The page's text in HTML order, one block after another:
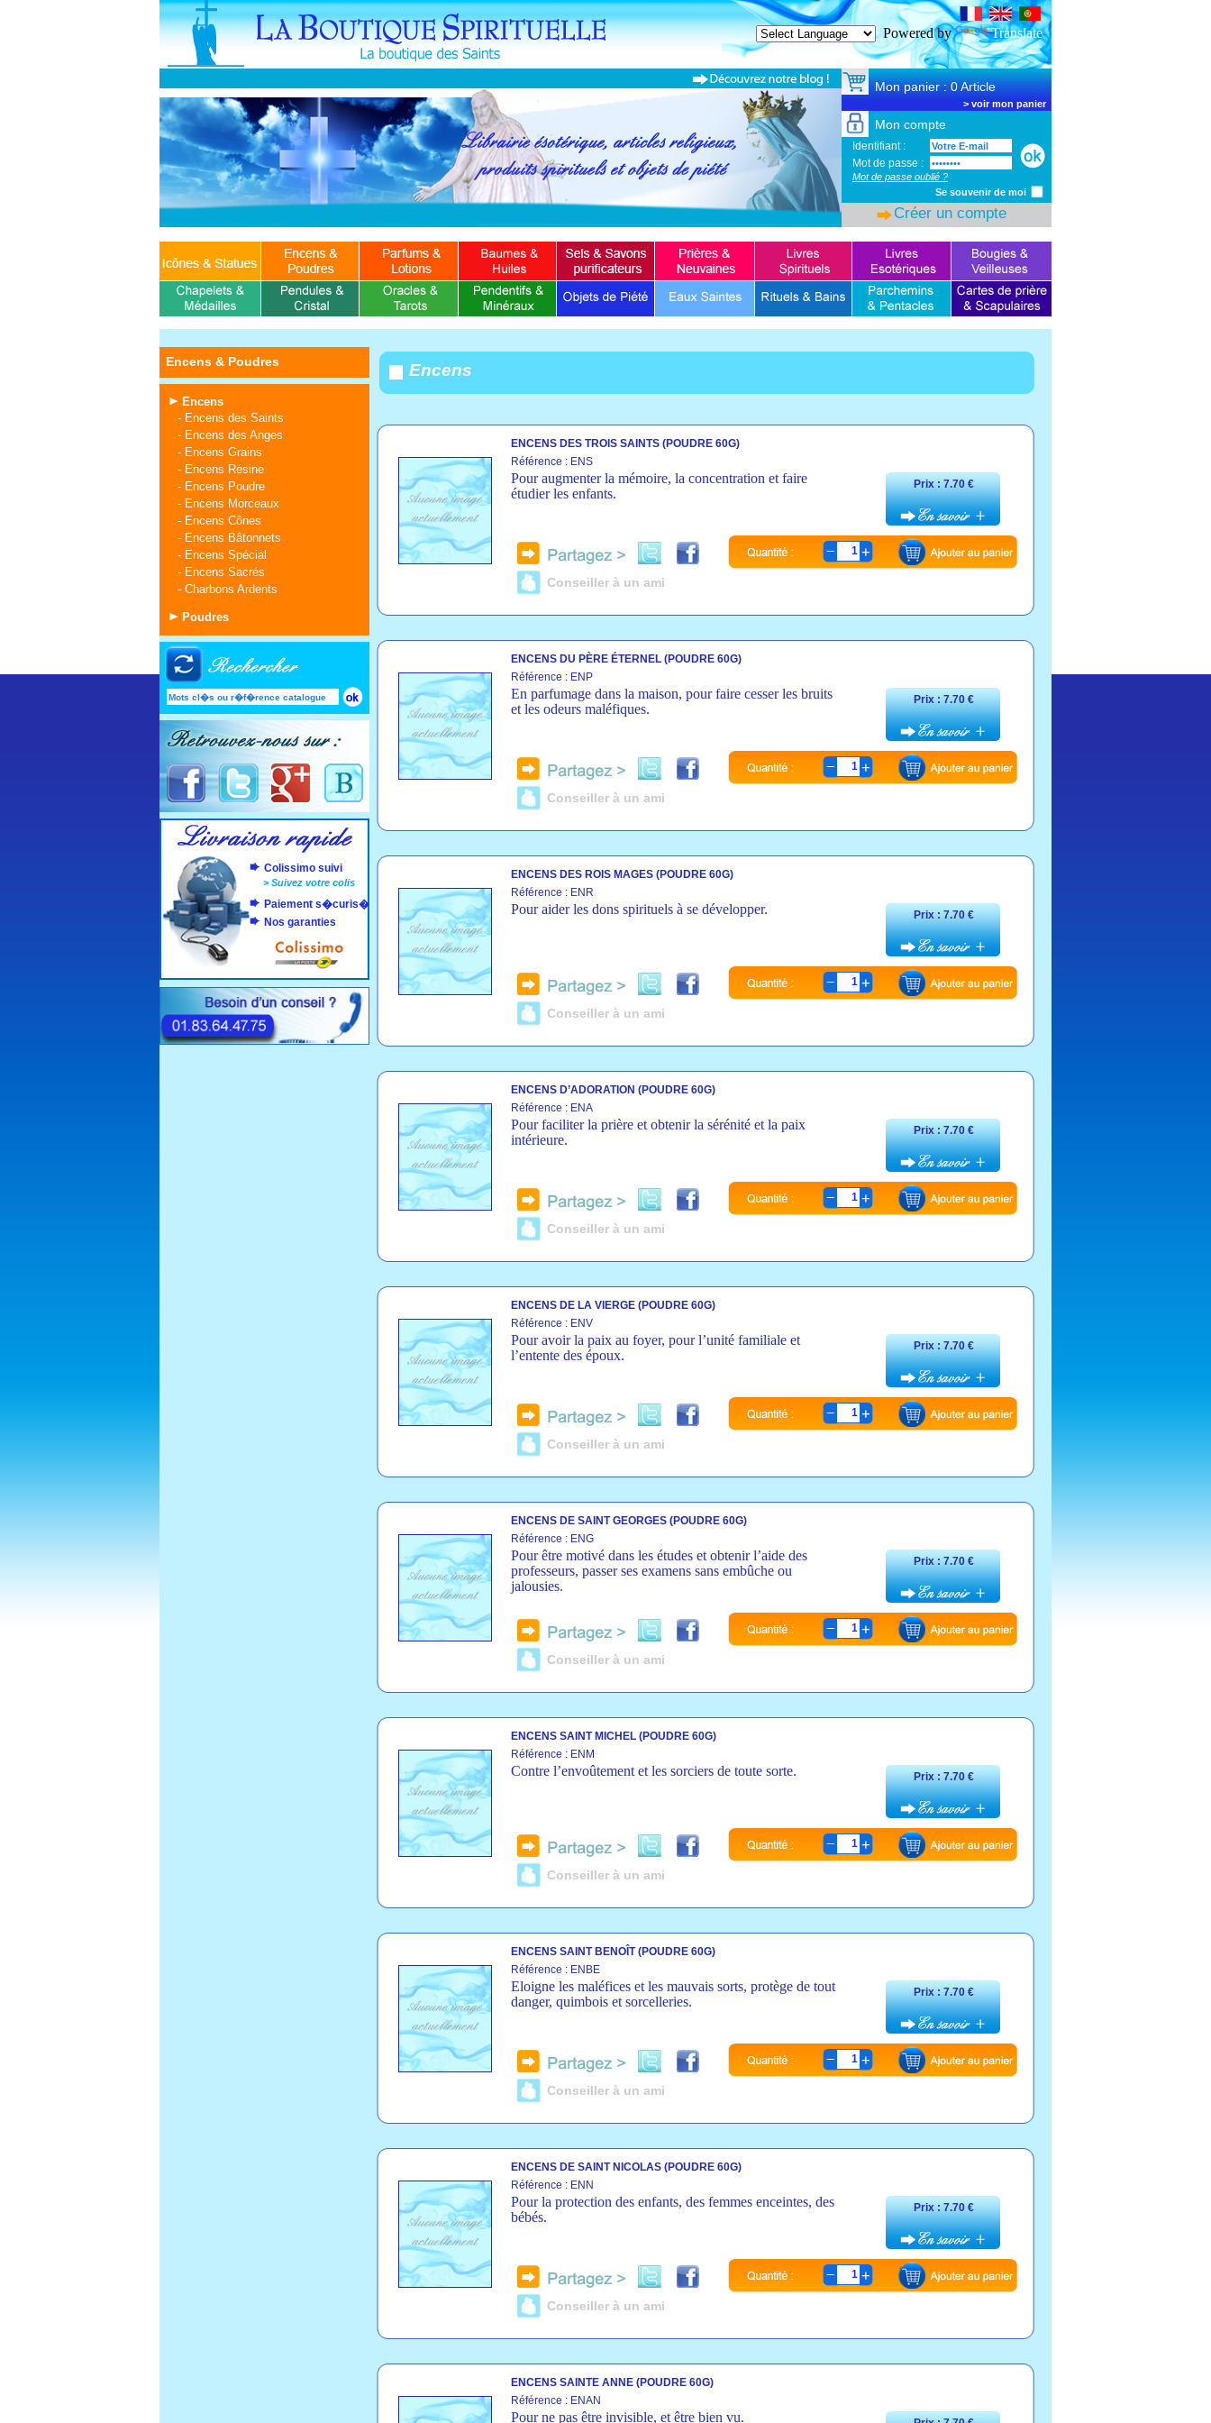
Powered by Translate
Mon panier : 0 Article
> voir mon panier
Mon compte
Identifiant :
Mot de passe :
Mot de passe oublié ?
Se souvenir de moi
Créer un compte
Encens & Poudres
Encens
- Encens des Saints
- Encens des Anges
- Encens Grains
- Encens Résine
- Encens Poudre
- Encens Morceaux
- Encens Cônes
- Encens Bâtonnets
- Encens Spécial
- Encens Sacrés
- Charbons Ardents
Poudres
Colissimo suivi
>Suivez votre colis
Paiement s�curis�
Nos garanties
Encens
ENCENS DES TROIS SAINTS (POUDRE 60G)
Référence : ENS
Pour augmenter la mémoire, la concentration et faire
étudier les enfants.
Prix : 7.70 €
1
Conseiller à un ami
ENCENS DU PÈRE ÉTERNEL (POUDRE 60G)
Référence : ENP
En parfumage dans la maison, pour faire cesser les bruits
et les odeurs maléfiques.
Prix : 7.70 €
1
Conseiller à un ami
ENCENS DES ROIS MAGES (POUDRE 60G)
Référence : ENR
Pour aider les dons spirituels à se développer. Prix : 7.70 €
1
Conseiller à un ami
ENCENS D’ADORATION (POUDRE 60G)
Référence : ENA
Pour faciliter la prière et obtenir la sérénité et la paix
intérieure.
Prix : 7.70 €
1
Conseiller à un ami
ENCENS DE LA VIERGE (POUDRE 60G)
Référence : ENV
Pour avoir la paix au foyer, pour l’unité familiale et
l’entente des époux.
Prix : 7.70 €
1
Conseiller à un ami
ENCENS DE SAINT GEORGES (POUDRE 60G)
Référence : ENG
Pour être motivé dans les études et obtenir l’aide des
professeurs, passer ses examens sans embûche ou
jalousies.
Prix : 7.70 €
1
Conseiller à un ami
ENCENS SAINT MICHEL (POUDRE 60G)
Référence : ENM
Contre l’envoûtement et les sorciers de toute sorte. Prix : 7.70 €
1
Conseiller à un ami
ENCENS SAINT BENOÎT (POUDRE 60G)
Référence : ENBE
Eloigne les maléfices et les mauvais sorts, protège de tout
danger, quimbois et sorcelleries.
Prix : 7.70 €
1
Conseiller à un ami
ENCENS DE SAINT NICOLAS (POUDRE 60G)
Référence : ENN
Pour la protection des enfants, des femmes enceintes, des
bébés.
Prix : 7.70 €
1
Conseiller à un ami
ENCENS SAINTE ANNE (POUDRE 60G)
Référence : ENAN
Pour ne pas être invisible, et être bien vu.